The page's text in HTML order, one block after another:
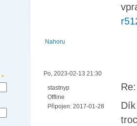
*
Nahoru
Po, 2023-02-13 21:30
stastnyp
Offline
Připojen: 2017-01-28